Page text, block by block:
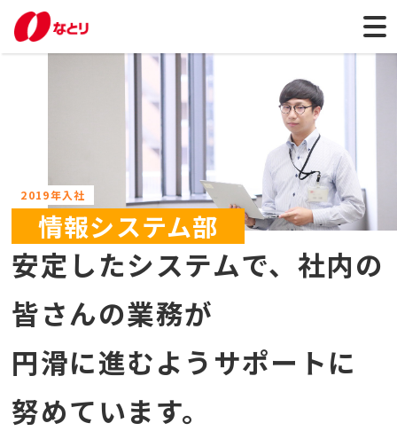
安定したシステムで、社内の
皆さんの業務が
円滑に進むようサポートに
努めています。
2019年入社
情報システム部